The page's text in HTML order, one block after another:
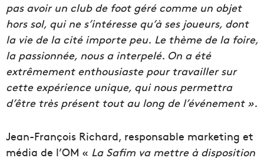
pas avoir un club de foot géré comme un objet
hors sol, qui ne s’intéresse qu’à ses joueurs, dont
la vie de la cité importe peu. Le thème de la foire,
la passionnée, nous a interpelé. On a été
extrêmement enthousiaste pour travailler sur
cette expérience unique, qui nous permettra
d’être très présent tout au long de l’événement ».
Jean-François Richard, responsable marketing et
média de l’OM « La Safim va mettre à disposition